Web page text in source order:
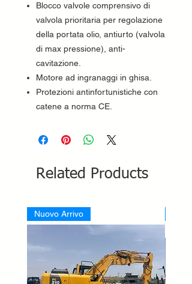
Blocco valvole comprensivo di
valvola prioritaria per regolazione
della portata olio, antiurto (valvola
di max pressione), anti-
cavitazione.
Motore ad ingranaggi in ghisa.
Protezioni antinfortunistiche con
catene a norma CE.
Related Products
Nuovo Arrivo